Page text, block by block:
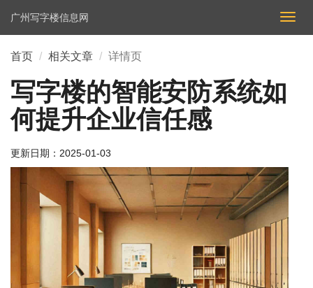
切
换
广州写字楼信息网
首页 相关文章 详情页
写字楼的智能安防系统如
何提升企业信任感
更新日期： 2025-01-03